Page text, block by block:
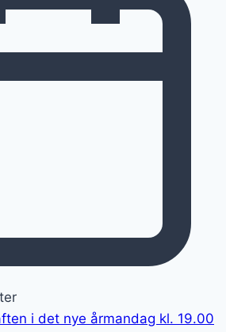
i det nye årmandag kl. 19.00